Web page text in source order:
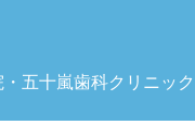
五十嵐歯科クリニック